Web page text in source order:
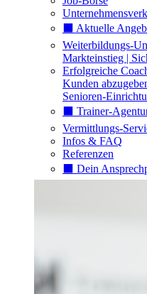
⬛️ Aktuelle
Weiterbildungs-
Markteinstieg |
Erfolgreiche
Kunden
Senioren-
⬛️ Trainer-
Vermittlungs-
Infos & FAQ
Referenzen
⬛️ Dein